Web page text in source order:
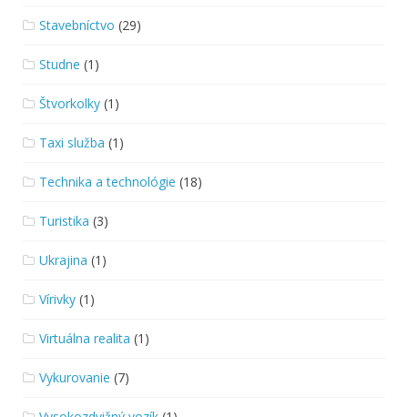
Stavebníctvo (29)
Studne (1)
Štvorkolky (1)
Taxi služba (1)
Technika a technológie (18)
Turistika (3)
Ukrajina (1)
Vírivky (1)
Virtuálna realita (1)
Vykurovanie (7)